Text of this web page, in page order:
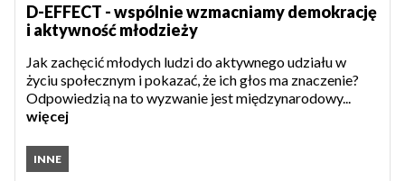
D-EFFECT - wspólnie wzmacniamy demokrację
i aktywność młodzieży
Jak zachęcić młodych ludzi do aktywnego udziału w
życiu społecznym i pokazać, że ich głos ma znaczenie?
Odpowiedzią na to wyzwanie jest międzynarodowy...
więcej
INNE